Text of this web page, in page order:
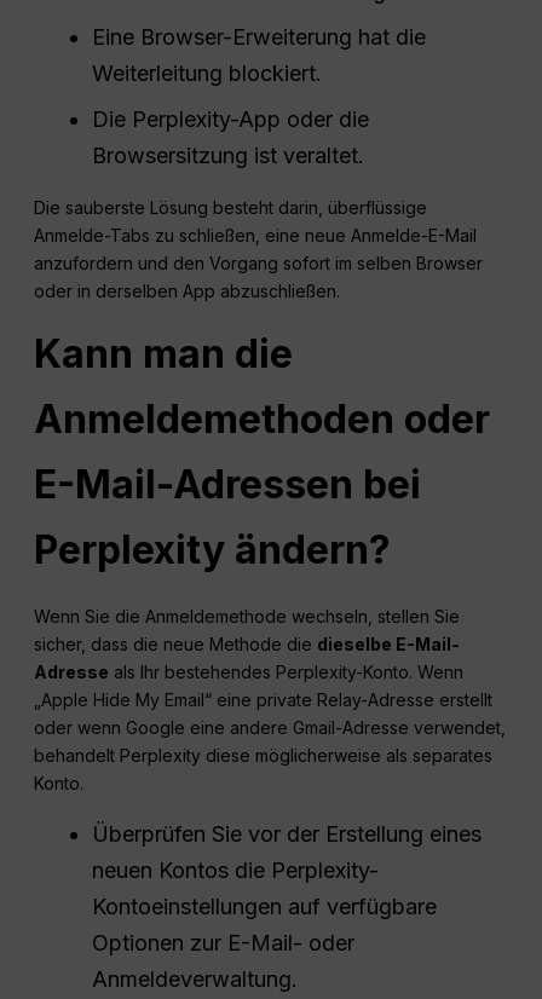
Eine Browser-Erweiterung hat die
Weiterleitung blockiert.
Die Perplexity-App oder die
Browsersitzung ist veraltet.
Die sauberste Lösung besteht darin, überflüssige
Anmelde-Tabs zu schließen, eine neue Anmelde-E-Mail
anzufordern und den Vorgang sofort im selben Browser
oder in derselben App abzuschließen.
Kann man die
Anmeldemethoden oder
E-Mail-Adressen bei
Perplexity ändern?
Wenn Sie die Anmeldemethode wechseln, stellen Sie
sicher, dass die neue Methode die dieselbe E-Mail-
Adresse als Ihr bestehendes Perplexity-Konto. Wenn
„Apple Hide My Email“ eine private Relay-Adresse erstellt
oder wenn Google eine andere Gmail-Adresse verwendet,
behandelt Perplexity diese möglicherweise als separates
Konto.
Überprüfen Sie vor der Erstellung eines
neuen Kontos die Perplexity-
Kontoeinstellungen auf verfügbare
Optionen zur E-Mail- oder
Anmeldeverwaltung.